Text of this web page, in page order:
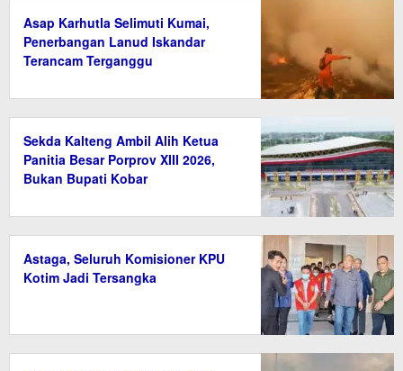
Asap Karhutla Selimuti Kumai,
Penerbangan Lanud Iskandar
Terancam Terganggu
Sekda Kalteng Ambil Alih Ketua
Panitia Besar Porprov XIII 2026,
Bukan Bupati Kobar
Astaga, Seluruh Komisioner KPU
Kotim Jadi Tersangka